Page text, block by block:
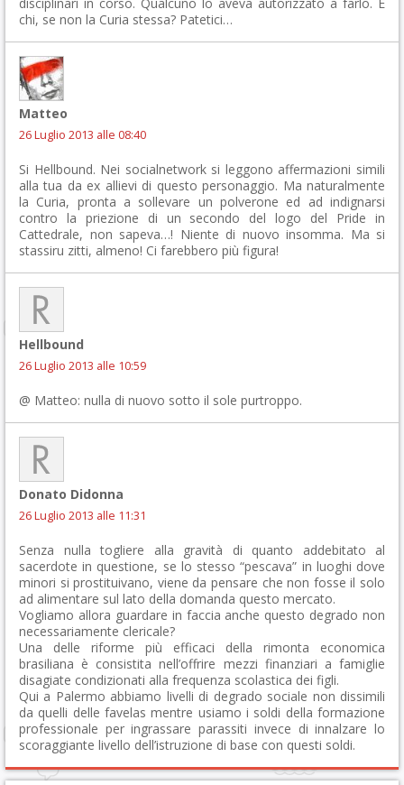
chi, se non la Curia stessa? Patetici…
Matteo
26 Luglio 2013 alle 08:40
Si Hellbound. Nei socialnetwork si leggono affermazioni simili
alla tua da ex allievi di questo personaggio. Ma naturalmente
la Curia, pronta a sollevare un polverone ed ad indignarsi
contro la priezione di un secondo del logo del Pride in
Cattedrale, non sapeva…! Niente di nuovo insomma. Ma si
stassiru zitti, almeno! Ci farebbero più figura!
Hellbound
26 Luglio 2013 alle 10:59
@ Matteo: nulla di nuovo sotto il sole purtroppo.
Donato Didonna
26 Luglio 2013 alle 11:31
Senza nulla togliere alla gravità di quanto addebitato al
sacerdote in questione, se lo stesso “pescava” in luoghi dove
minori si prostituivano, viene da pensare che non fosse il solo
ad alimentare sul lato della domanda questo mercato.
Vogliamo allora guardare in faccia anche questo degrado non
necessariamente clericale?
Una delle riforme più efficaci della rimonta economica
brasiliana è consistita nell’offrire mezzi finanziari a famiglie
disagiate condizionati alla frequenza scolastica dei figli.
Qui a Palermo abbiamo livelli di degrado sociale non dissimili
da quelli delle favelas mentre usiamo i soldi della formazione
professionale per ingrassare parassiti invece di innalzare lo
scoraggiante livello dell’istruzione di base con questi soldi.